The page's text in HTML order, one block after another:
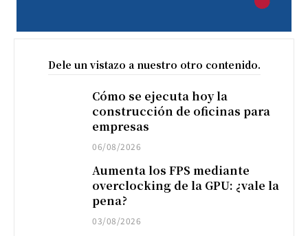
Dele un vistazo a nuestro otro contenido.
Cómo se ejecuta hoy la
construcción de oficinas para
empresas
06/08/2026
Aumenta los FPS mediante
overclocking de la GPU: ¿vale la
pena?
03/08/2026